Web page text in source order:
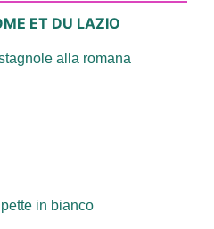
ET DU LAZIO
alla romana
in bianco